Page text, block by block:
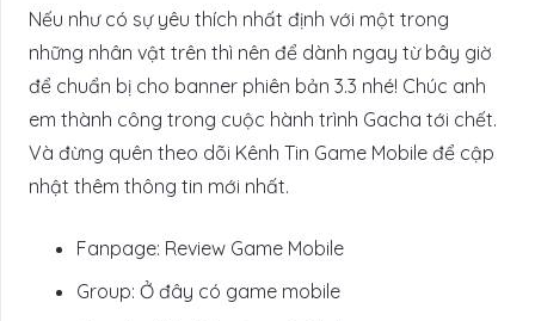
Nếu như có sự yêu thích nhất định với một trong
những nhân vật trên thì nên để dành ngay từ bây giờ
để chuẩn bị cho banner phiên bản 3.3 nhé! Chúc anh
em thành công trong cuộc hành trình Gacha tới chết.
Và đừng quên theo dõi Kênh Tin Game Mobile để cập
nhật thêm thông tin mới nhất.
Fanpage: Review Game Mobile
Group: Ở đây có game mobile